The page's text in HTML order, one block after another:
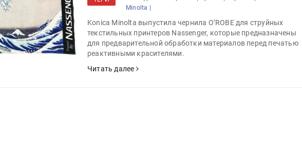
Minolta |
Konica Minolta выпустила чернила O’ROBE для струйных
текстильных принтеров Nassenger, которые предназначены
для предварительной обработки материалов перед печатью
реактивными красителями.
Читать далее
HeyGears анонсировала
полноцветный гибридный УФ/3D-
принтер G1X
«Калькулятор утилизации»
полноцветный гибридный УФ/3D-
принтер G1X